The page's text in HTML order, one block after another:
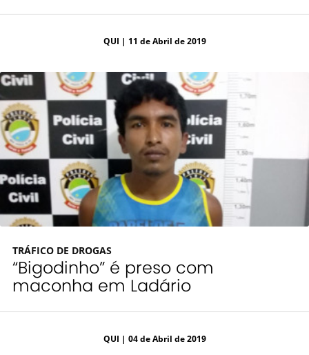
QUI | 11 de Abril de 2019
TRÁFICO DE DROGAS
“Bigodinho” é preso com
maconha em Ladário
QUI | 04 de Abril de 2019